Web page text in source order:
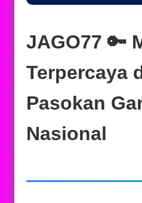
JAGO77 🔑
Terpercaya
Pasokan
Nasional